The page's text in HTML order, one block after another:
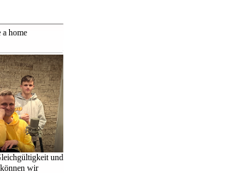
home
und
wir